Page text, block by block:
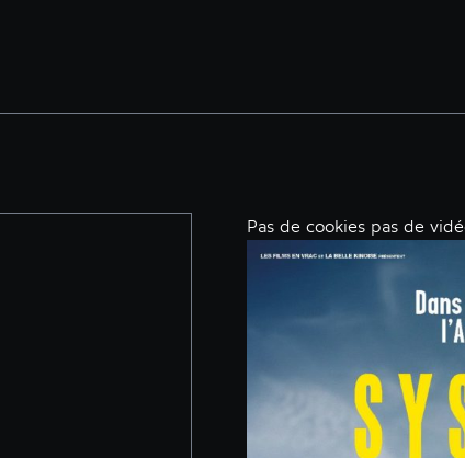
Pas de cookies pas de